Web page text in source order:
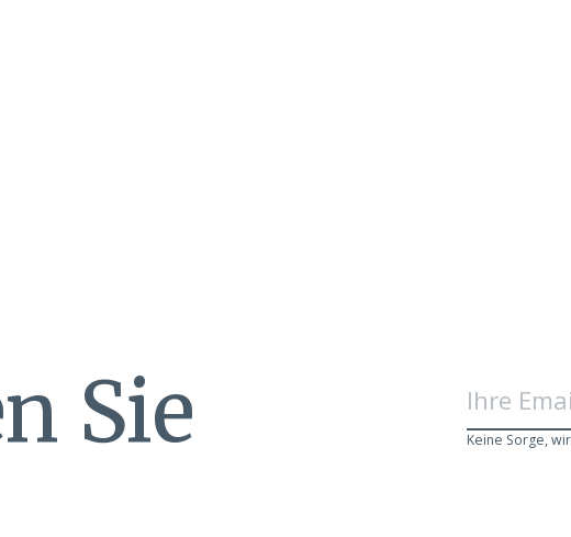
Sie
Keine Sorge,